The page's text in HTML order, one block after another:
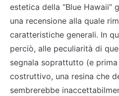
estetica della “Blue Hawaii”
una recensione alla quale
caratteristiche generali. In
perciò, alle peculiarità di
segnala soprattutto (e
costruttivo, una resina che
sembrerebbe